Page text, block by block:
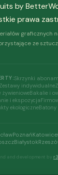
by
prawa
graficznych
ze
Skrzynki
Zestawy indywidualne
żywienioweBakalie i
i ekspozycja
ekologiczneBatony
PoznańKatowice
Białystok
and development by